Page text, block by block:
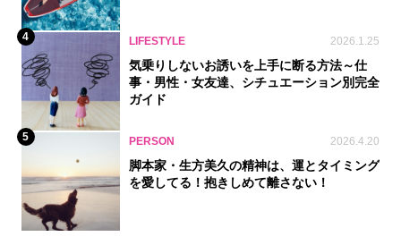
4 LIFESTYLE 2026.1.25
気乗りしないお誘いを上手に断る方法～仕
事・男性・女友達、シチュエーション別完全
ガイド
5 PERSON 2026.4.20
脚本家・生方美久の精神は、運とタイミング
を愛してる！抱きしめて離さない！